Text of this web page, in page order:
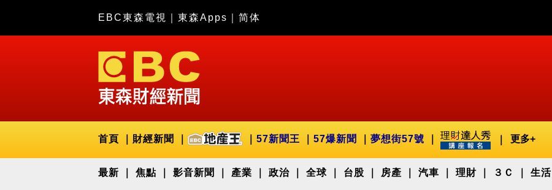
EBC東森電視 東森Apps 简体
首頁 財經新聞 57新聞王 57爆新聞 夢想街57號 更多+
最新 焦點 影音新聞 產業 政治 全球 台股 房產 汽車 理財 ３Ｃ 生活